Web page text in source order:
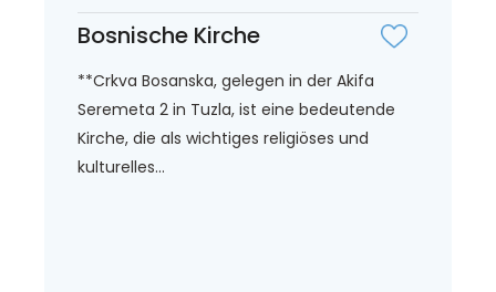
Bosnische Kirche
**Crkva Bosanska, gelegen in der Akifa
Seremeta 2 in Tuzla, ist eine bedeutende
Kirche, die als wichtiges religiöses und
kulturelles...